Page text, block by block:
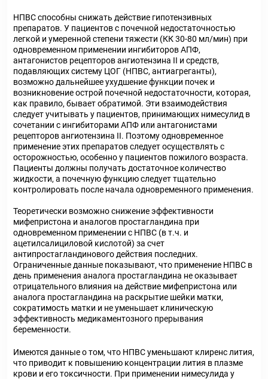
НПВС способны снижать действие гипотензивных
препаратов. У пациентов с почечной недостаточностью
легкой и умеренной степени тяжести (КК 30-80 мл/мин) при
одновременном применении ингибиторов АПФ,
антагонистов рецепторов ангиотензина II и средств,
подавляющих систему ЦОГ (НПВС, антиагреганты),
возможно дальнейшее ухудшение функции почек и
возникновение острой почечной недостаточности, которая,
как правило, бывает обратимой. Эти взаимодействия
следует учитывать у пациентов, принимающих нимесулид в
сочетании с ингибиторами АПФ или антагонистами
рецепторов ангиотензина II. Поэтому одновременное
применение этих препаратов следует осуществлять с
осторожностью, особенно у пациентов пожилого возраста.
Пациенты должны получать достаточное количество
жидкости, а почечную функцию следует тщательно
контролировать после начала одновременного применения.
Теоретически возможно снижение эффективности
мифепристона и аналогов простагландина при
одновременном применении с НПВС (в т.ч. и
ацетилсалициловой кислотой) за счет
антипростагландинового действия последних.
Ограниченные данные показывают, что применение НПВС в
день применения аналога простагландина не оказывает
отрицательного влияния на действие мифепристона или
аналога простагландина на раскрытие шейки матки,
сократимость матки и не уменьшает клиническую
эффективность медикаментозного прерывания
беременности.
Имеются данные о том, что НПВС уменьшают клиренс лития,
что приводит к повышению концентрации лития в плазме
крови и его токсичности. При применении нимесулида у